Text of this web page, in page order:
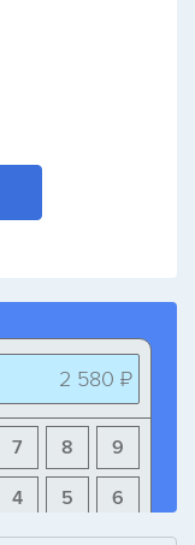
2 580 ₽
9
8
7
6
5
4